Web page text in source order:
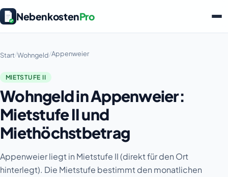
NebenkostenPro
Start/Wohngeld/Appenweier
MIETSTUFE II
Wohngeld in Appenweier:
Mietstufe II und
Miethöchstbetrag
Appenweier liegt in Mietstufe II (direkt für den Ort
hinterlegt). Die Mietstufe bestimmt den monatlichen